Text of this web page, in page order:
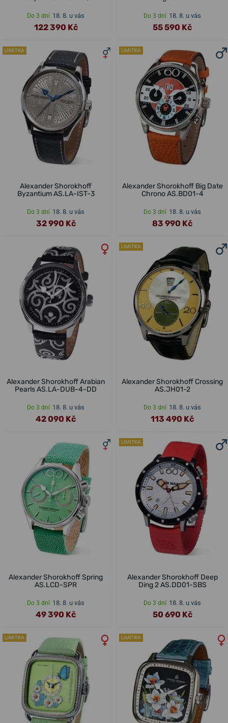
Do 3 dní 18. 8. u vás
122 390 Kč
Do 3 dní 18. 8. u vás
55 590 Kč
LIMITKA
Alexander Shorokhoff
Byzantium AS.LA-IST-3
Do 3 dní 18. 8. u vás
32 990 Kč
LIMITKA
Alexander Shorokhoff Big Date
Chrono AS.BD01-4
Do 3 dní 18. 8. u vás
83 990 Kč
Alexander Shorokhoff Arabian
Pearls AS.LA-DUB-4-DD
Do 3 dní 18. 8. u vás
42 090 Kč
LIMITKA
Alexander Shorokhoff Crossing
AS.JH01-2
Do 3 dní 18. 8. u vás
113 490 Kč
Alexander Shorokhoff Spring
AS.LCD-SPR
Do 3 dní 18. 8. u vás
49 390 Kč
LIMITKA
Alexander Shorokhoff Deep
Ding 2 AS.DD01-SBS
Do 3 dní 18. 8. u vás
50 690 Kč
LIMITKA LIMITKA